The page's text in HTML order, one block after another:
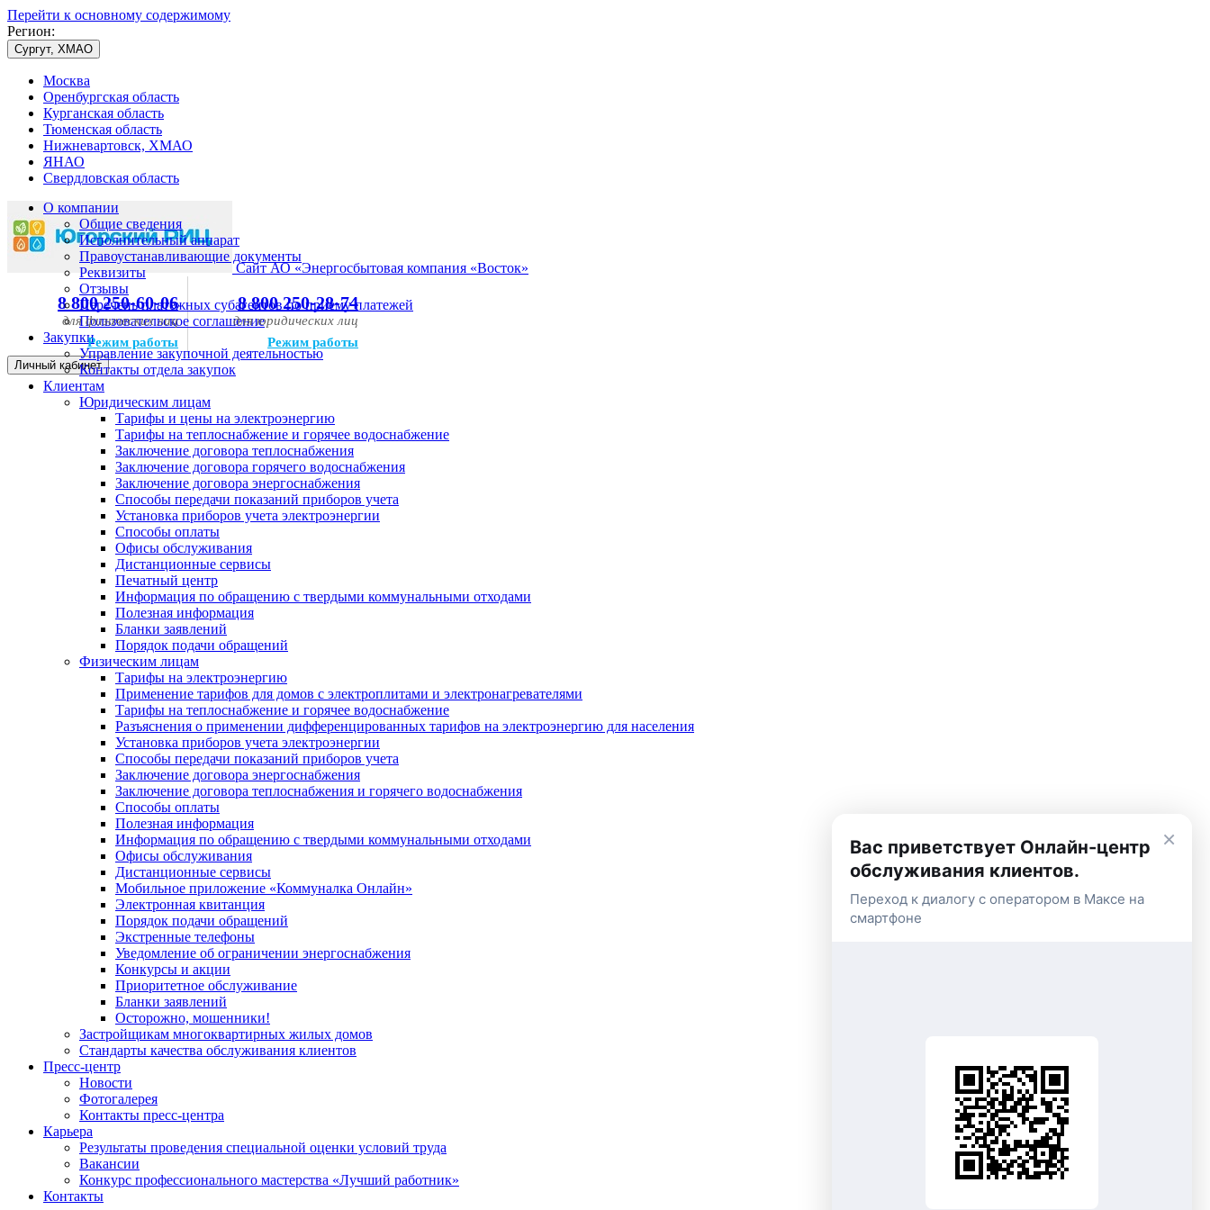
Перейти к основному содержимому
Регион:
Сургут, ХМАО
Москва
Оренбургская область
Курганская область
Тюменская область
Нижневартовск, ХМАО
ЯНАО
Свердловская область
Сайт АО «Энергосбытовая компания «Восток»
8 800 250-60-06
для физических лиц
Режим работы
8 800 250-28-74
для юридических лиц
Режим работы
Личный кабинет
О компании
Общие сведения
Исполнительный аппарат
Правоустанавливающие документы
Реквизиты
Отзывы
Перечень платежных субагентов по приему платежей
Пользовательское соглашение
Закупки
Управление закупочной деятельностью
Контакты отдела закупок
Клиентам
Юридическим лицам
Тарифы и цены на электроэнергию
Тарифы на теплоснабжение и горячее водоснабжение
Заключение договора теплоснабжения
Заключение договора горячего водоснабжения
Заключение договора энергоснабжения
Способы передачи показаний приборов учета
Установка приборов учета электроэнергии
Способы оплаты
Офисы обслуживания
Дистанционные сервисы
Печатный центр
Информация по обращению с твердыми коммунальными отходами
Полезная информация
Бланки заявлений
Порядок подачи обращений
Физическим лицам
Тарифы на электроэнергию
Применение тарифов для домов с электроплитами и электронагревателями
Тарифы на теплоснабжение и горячее водоснабжение
Разъяснения о применении дифференцированных тарифов на электроэнергию для населения
Установка приборов учета электроэнергии
Способы передачи показаний приборов учета
Заключение договора энергоснабжения
Заключение договора теплоснабжения и горячего водоснабжения
Способы оплаты
Полезная информация
Информация по обращению с твердыми коммунальными отходами
Офисы обслуживания
Дистанционные сервисы
Мобильное приложение «Коммуналка Онлайн»
Электронная квитанция
Порядок подачи обращений
Экстренные телефоны
Уведомление об ограничении энергоснабжения
Конкурсы и акции
Приоритетное обслуживание
Бланки заявлений
Осторожно, мошенники!
Застройщикам многоквартирных жилых домов
Стандарты качества обслуживания клиентов
Пресс-центр
Новости
Фотогалерея
Контакты пресс-центра
Карьера
Результаты проведения специальной оценки условий труда
Вакансии
Конкурс профессионального мастерства «Лучший работник»
Контакты
×
Вас приветствует Онлайн-центр
обслуживания клиентов.
Переход к диалогу с оператором в Максе на
смартфоне